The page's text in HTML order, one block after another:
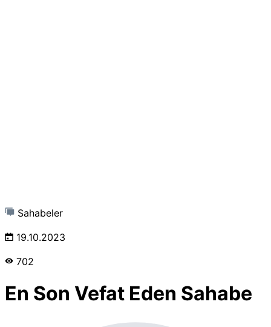
Sahabeler
19.10.2023
702
En Son Vefat Eden Sahabe